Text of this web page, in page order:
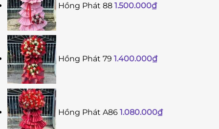
Hồng Phát 88 1.500.000₫
Hồng Phát 79 1.400.000₫
Hồng Phát A86 1.080.000₫